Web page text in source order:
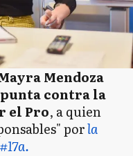
Mendoza
punta contra la
el Pro, a quien
porla